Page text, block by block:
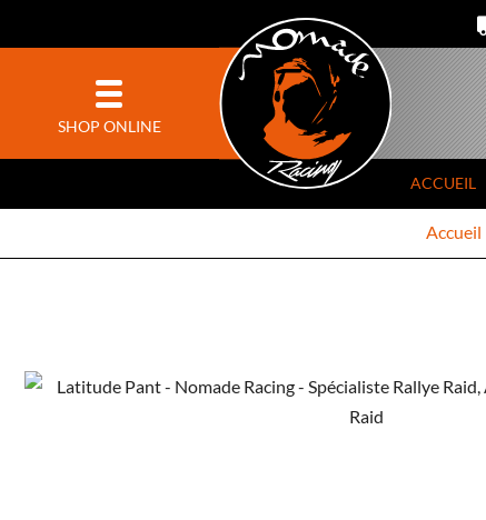
SHOP ONLINE
ACCUEIL
Accueil